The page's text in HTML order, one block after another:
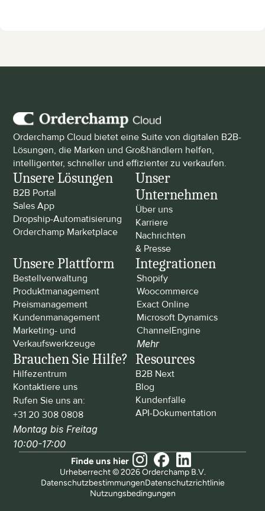
Orderchamp Cloud bietet eine Suite von digitalen B2B-
Lösungen, die Marken und Großhändlern helfen,
intelligenter, schneller und effizienter zu verkaufen.
Unsere Lösungen
B2B Portal
Sales App
Dropship-Automatisierung
Orderchamp Marketplace
Unser
Unternehmen
Über uns
Karriere
Nachrichten
& Presse
Unsere Plattform
Bestellverwaltung
Produktmanagement
Preismanagement
Kundenmanagement
Marketing- und
Verkaufswerkzeuge
Integrationen
Shopify
Woocommerce
Exact Online
Microsoft Dynamics
ChannelEngine
Mehr
Brauchen Sie Hilfe?
Hilfezentrum
Kontaktiere uns
Rufen Sie uns an:
+31 20 308 0808
Montag bis Freitag
10:00-17:00
Resources
B2B Next
Blog
Kundenfälle
API-Dokumentation
Urheberrecht © 2026 Orderchamp B.V.
Nutzungsbedingungen
DatenschutzbestimmungenDatenschutzrichtlinie
Finde uns hier